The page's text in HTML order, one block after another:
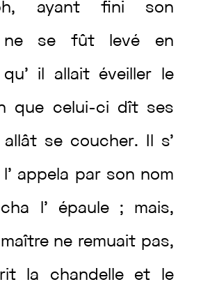
, ayant fini son
ne se fût levé en
qu’ il allait éveiller le
que celui-ci dît ses
allât se coucher. s’
l’ appela par son nom
l’ épaule ; mais,
maître ne remuait pas,
la chandelle et le